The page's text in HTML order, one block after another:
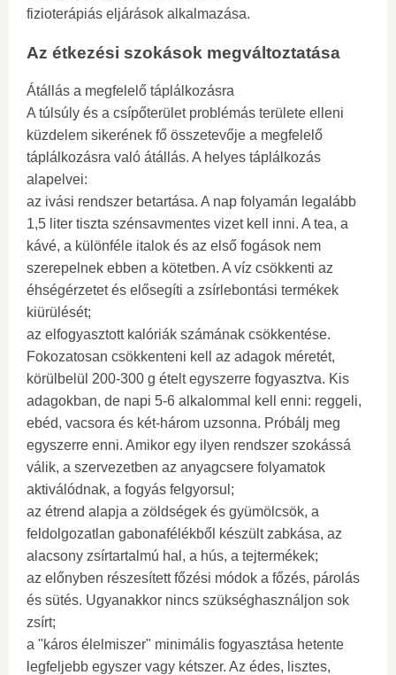
fizioterápiás eljárások alkalmazása.
Az étkezési szokások megváltoztatása
Átállás a megfelelő táplálkozásra
A túlsúly és a csípőterület problémás területe elleni
küzdelem sikerének fő összetevője a megfelelő
táplálkozásra való átállás. A helyes táplálkozás
alapelvei:
az ivási rendszer betartása. A nap folyamán legalább
1,5 liter tiszta szénsavmentes vizet kell inni. A tea, a
kávé, a különféle italok és az első fogások nem
szerepelnek ebben a kötetben. A víz csökkenti az
éhségérzetet és elősegíti a zsírlebontási termékek
kiürülését;
az elfogyasztott kalóriák számának csökkentése.
Fokozatosan csökkenteni kell az adagok méretét,
körülbelül 200-300 g ételt egyszerre fogyasztva. Kis
adagokban, de napi 5-6 alkalommal kell enni: reggeli,
ebéd, vacsora és két-három uzsonna. Próbálj meg
egyszerre enni. Amikor egy ilyen rendszer szokássá
válik, a szervezetben az anyagcsere folyamatok
aktiválódnak, a fogyás felgyorsul;
az étrend alapja a zöldségek és gyümölcsök, a
feldolgozatlan gabonafélékből készült zabkása, az
alacsony zsírtartalmú hal, a hús, a tejtermékek;
az előnyben részesített főzési módok a főzés, párolás
és sütés. Ugyanakkor nincs szükséghasználjon sok
zsírt;
a "káros élelmiszer" minimális fogyasztása hetente
legfeljebb egyszer vagy kétszer. Az édes, lisztes,